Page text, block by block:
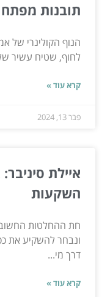
תובנות
הנוף הקולינרי של
לחוף, שטיח עשיר
קרא עוד »
פבר 13, 2024
איילת
השקעות
חת ההחלטות
ונבחר להשקיע את
דרך מי...
קרא עוד »